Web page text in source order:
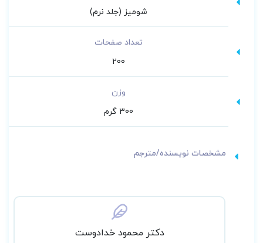
شومیز (جلد نرم)
تعداد صفحات
200
وزن
300 گرم
مشخصات نویسنده/مترجم
دکتر محمود خدادوست